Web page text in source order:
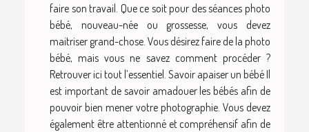
faire son travail. Que ce soit pour des séances photo
bébé, nouveau-née ou grossesse, vous devez
maitriser grand-chose. Vous désirez faire de la photo
bébé, mais vous ne savez comment procéder ?
Retrouver ici tout l’essentiel. Savoir apaiser un bébé Il
est important de savoir amadouer les bébés afin de
pouvoir bien mener votre photographie. Vous devez
également être attentionné et compréhensif afin de